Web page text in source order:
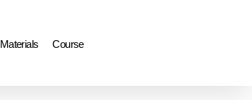
Materials Course